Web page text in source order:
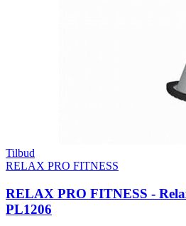
Tilbud
RELAX PRO FITNESS
RELAX PRO FITNESS -
PL1206